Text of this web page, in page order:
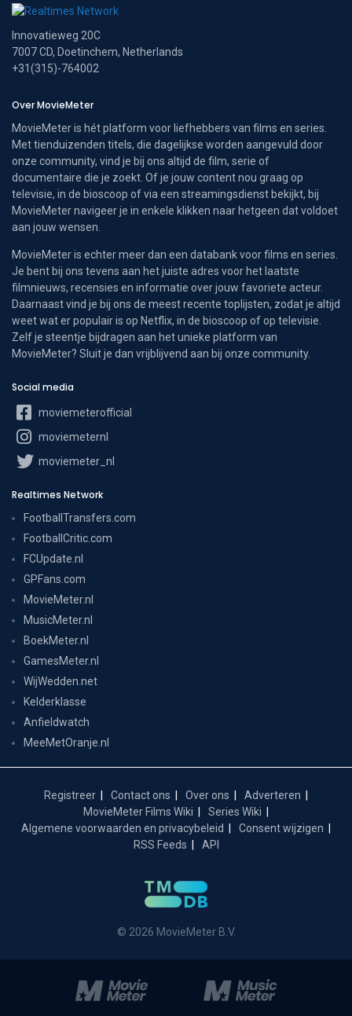
Innovatieweg 20C
7007 CD, Doetinchem, Netherlands
+31(315)-764002
Over MovieMeter
MovieMeter is hét platform voor liefhebbers van films en series.
Met tienduizenden titels, die dagelijkse worden aangevuld door
onze community, vind je bij ons altijd de film, serie of
documentaire die je zoekt. Of je jouw content nou graag op
televisie, in de bioscoop of via een streamingsdienst bekijkt, bij
MovieMeter navigeer je in enkele klikken naar hetgeen dat voldoet
aan jouw wensen.
MovieMeter is echter meer dan een databank voor films en series.
Je bent bij ons tevens aan het juiste adres voor het laatste
filmnieuws, recensies en informatie over jouw favoriete acteur.
Daarnaast vind je bij ons de meest recente toplijsten, zodat je altijd
weet wat er populair is op Netflix, in de bioscoop of op televisie.
Zelf je steentje bijdragen aan het unieke platform van
MovieMeter? Sluit je dan vrijblijvend aan bij onze community.
Social media
moviemeterofficial
moviemeternl
moviemeter_nl
Realtimes Network
FootballTransfers.com
FootballCritic.com
FCUpdate.nl
GPFans.com
MovieMeter.nl
MusicMeter.nl
BoekMeter.nl
GamesMeter.nl
WijWedden.net
Kelderklasse
Anfieldwatch
MeeMetOranje.nl
Registreer Contact ons Over ons
Adverteren
MovieMeter Films Wiki
Series Wiki
Algemene voorwaarden en privacybeleid
Consent wijzigen
RSS Feeds
API
© 2026 MovieMeter B.V.